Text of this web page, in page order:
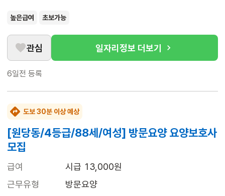
높은급여 초보가능
관심 일자리정보 더보기
6일전 등록
도보 30분 이상 예상
[원당동/4등급/88세/여성] 방문요양 요양보호사
모집
급여
시급 13,000원
근무유형
방문요양